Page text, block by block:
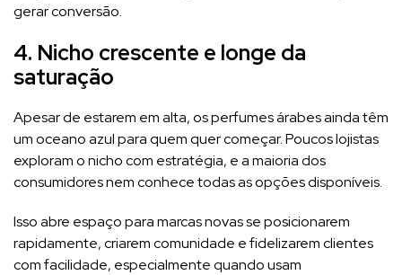
gerar conversão.
4. Nicho crescente e longe da
saturação
Apesar de estarem em alta, os perfumes árabes ainda têm
um oceano azul para quem quer começar. Poucos lojistas
exploram o nicho com estratégia, e a maioria dos
consumidores nem conhece todas as opções disponíveis.
Isso abre espaço para marcas novas se posicionarem
rapidamente, criarem comunidade e fidelizarem clientes
com facilidade, especialmente quando usam